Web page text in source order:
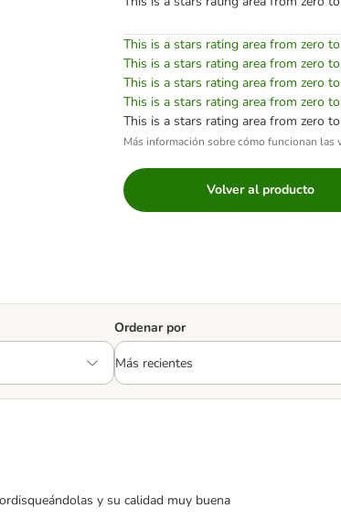
This is a stars rating area from zero
This is a stars rating area from zero
This is a stars rating area from zero
This is a stars rating area from zero
This is a stars rating area from zero
Más información sobre cómo funcionan las
Volver al producto
Ordenar por
y su calidad muy buena